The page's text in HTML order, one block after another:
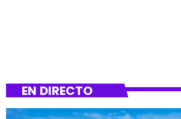
EN DIRECTO